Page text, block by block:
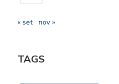
« set nov »
TAGS